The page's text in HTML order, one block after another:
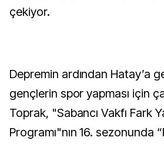
çekiyor.
Depremin ardından Hatay’a
gençlerin spor yapması için
Toprak, "Sabancı Vakfı Fark
Programı"nın 16. sezonunda